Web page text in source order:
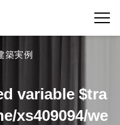
築実例
variable $tra
xs409094/we